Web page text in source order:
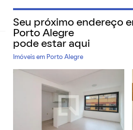
QuintoAndar Guias -
Home> Cidades
23 melhores escolas em
conheça as principais
Saiba quais são os colégios mais
cidade em avaliações de seus
Seu próximo endereço
Porto Alegre
pode estar aqui
Imóveis em Porto Alegre